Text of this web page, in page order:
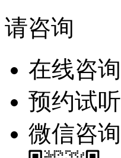
请咨询
在线咨询
预约试听
微信咨询